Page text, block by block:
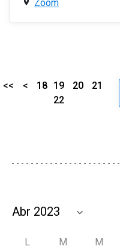
Zoom
<< < 18 19 20
21
22
L M M